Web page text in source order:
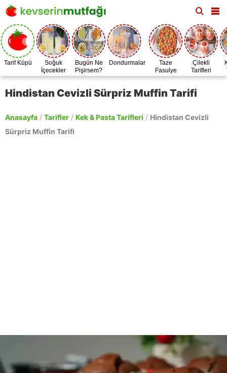
Tarif Küpü
Soğuk
İçecekler
Bugün Ne
Pişirsem?
Dondurmalar
Taze
Fasulye
Zamanı
Çilekli
Tarifleri
Hindistan Cevizli Sürpriz Muffin Tarifi
Anasayfa / Tarifler / Kek & Pasta Tarifleri / Hindistan Cevizli
Sürpriz Muffin Tarifi